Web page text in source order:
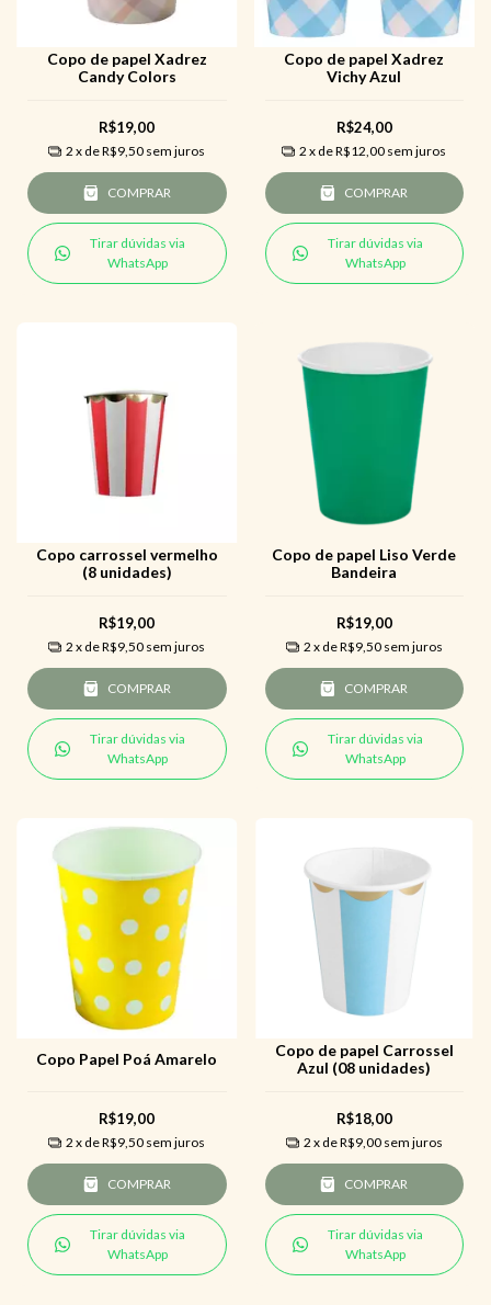
Copo de papel Xadrez
Candy Colors
R$19,00
2 x deR$9,50 sem juros
COMPRAR
Tirar dúvidas via
WhatsApp
Copo de papel Xadrez
Vichy Azul
R$24,00
2 x deR$12,00 sem juros
COMPRAR
Tirar dúvidas via
WhatsApp
Copo carrossel vermelho
(8 unidades)
R$19,00
2 x deR$9,50 sem juros
COMPRAR
Tirar dúvidas via
WhatsApp
Copo de papel Liso Verde
Bandeira
R$19,00
2 x deR$9,50 sem juros
COMPRAR
Tirar dúvidas via
WhatsApp
Copo Papel Poá Amarelo
R$19,00
2 x deR$9,50 sem juros
COMPRAR
Tirar dúvidas via
WhatsApp
Copo de papel Carrossel
Azul (08 unidades)
R$18,00
2 x deR$9,00 sem juros
COMPRAR
Tirar dúvidas via
WhatsApp